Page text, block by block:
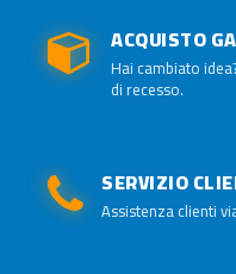
ACQUISTO
Hai cambiato
di recesso.
SERVIZIO
Assistenza clienti